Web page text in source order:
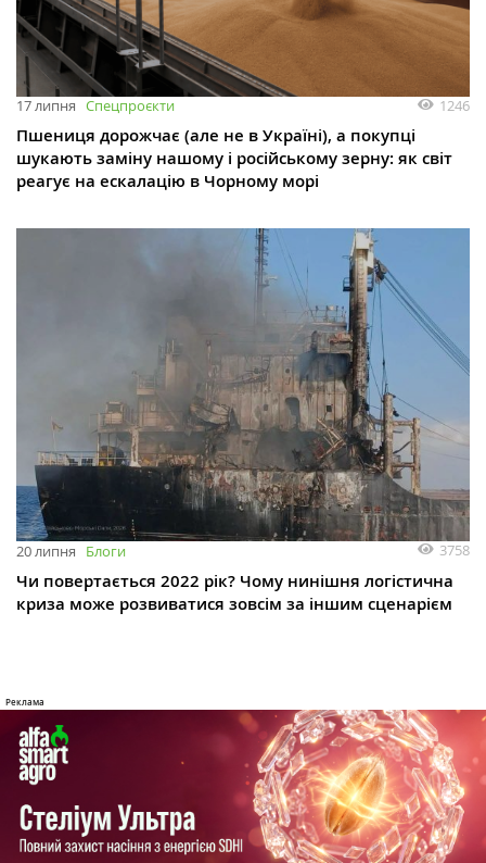
17 липня Спецпроєкти 1246
Пшениця дорожчає (але не в Україні), а покупці
шукають заміну нашому і російському зерну: як світ
реагує на ескалацію в Чорному морі
20 липня Блоги 3758
Чи повертається 2022 рік? Чому нинішня логістична
криза може розвиватися зовсім за іншим сценарієм